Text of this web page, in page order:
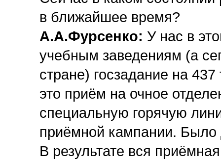
в ближайшее время?
А.А.Фурсенко: У нас в
учебным заведениям (а
стране) госзадание на
это приём на очное
специальную горячую
приёмной кампании. Было
В результате вся